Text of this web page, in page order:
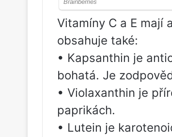
Vitamíny C a E mají
obsahuje také:
• Kapsanthin je
bohatá. Je
• Violaxanthin je
paprikách.
• Lutein je